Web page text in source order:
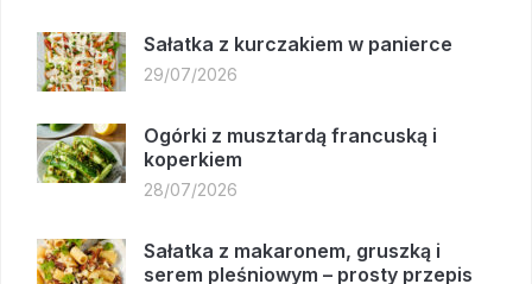
Sałatka z kurczakiem w panierce
29/07/2026
Ogórki z musztardą francuską i
koperkiem
28/07/2026
Sałatka z makaronem, gruszką i
serem pleśniowym – prosty przepis